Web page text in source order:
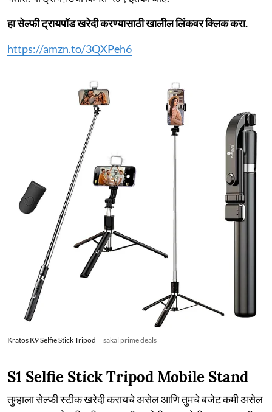
हा सेल्फी ट्रायपॉड खरेदी करण्यासाठी खालील लिंकवर क्लिक करा.
https://amzn.to/3QXPeh6
Kratos K9 Selfie Stick Tripod sakal prime deals
S1 Selfie Stick Tripod Mobile Stand
तुम्हाला सेल्फी स्टीक खरेदी करायचे असेल आणि तुमचे बजेट कमी असेल